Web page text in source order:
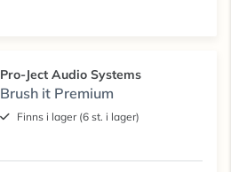
Pro-Ject Audio Systems
Brush it Premium
Finns i lager (6 st. i lager)